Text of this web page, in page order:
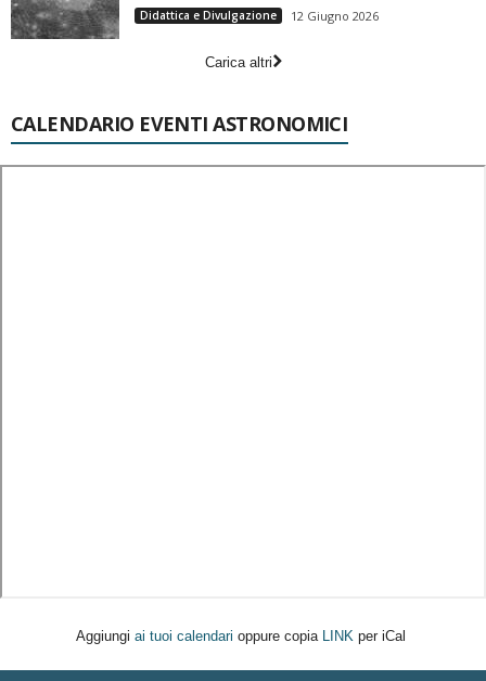
Didattica e Divulgazione 12 Giugno 2026
Carica altri
CALENDARIO EVENTI ASTRONOMICI
Aggiungi ai tuoi calendari oppure copia LINK per iCal